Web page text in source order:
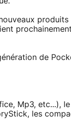
produits
de
Mp3, etc...),
les